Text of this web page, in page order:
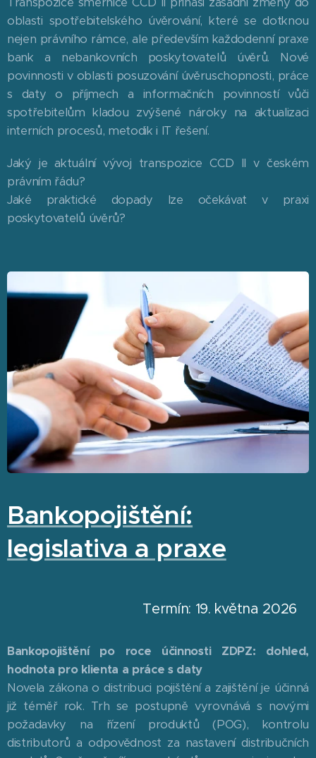
oblasti spotřebitelského úvěrování, které se dotknou
nejen právního rámce, ale především každodenní praxe
bank a nebankovních poskytovatelů úvěrů. Nové
povinnosti v oblasti posuzování úvěruschopnosti, práce
s daty o příjmech a informačních povinností vůči
spotřebitelům kladou zvýšené nároky na aktualizaci
interních procesů, metodik i IT řešení.
Jaký je aktuální vývoj transpozice CCD II v českém
právním řádu?
Jaké praktické dopady lze očekávat v praxi
poskytovatelů úvěrů?
Bankopojištění:
legislativa a praxe
Termín: 19. května 2026
Bankopojištění po roce účinnosti ZDPZ: dohled,
hodnota pro klienta a práce s daty
Novela zákona o distribuci pojištění a zajištění je účinná
již téměř rok. Trh se postupně vyrovnává s novými
požadavky na řízení produktů (POG), kontrolu
distributorů a odpovědnost za nastavení distribučních